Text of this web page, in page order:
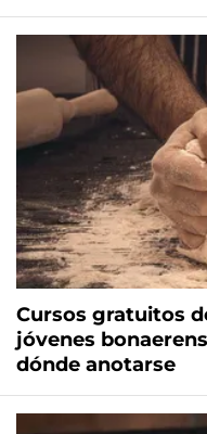
Cursos gratuitos
jóvenes
dónde anotarse